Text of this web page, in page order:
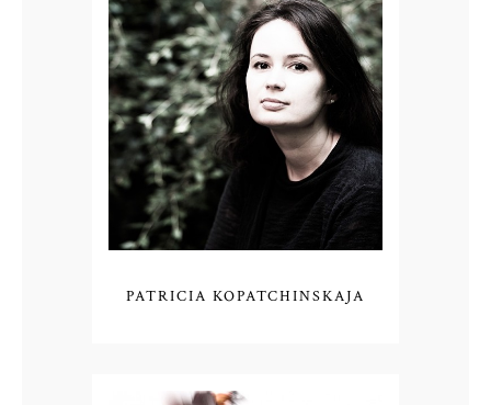
PATRICIA KOPATCHINSKAJA